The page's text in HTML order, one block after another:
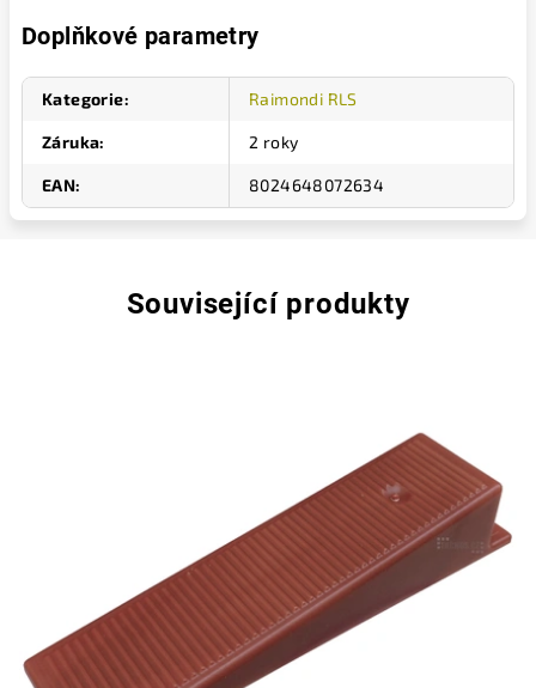
Doplňkové parametry
Kategorie: Raimondi RLS
Záruka: 2 roky
EAN: 8024648072634
Související produkty